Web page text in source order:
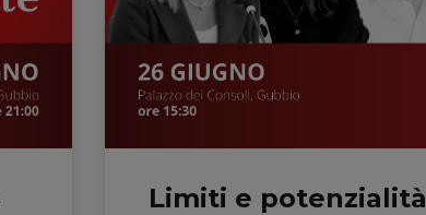
Limiti e potenzialità